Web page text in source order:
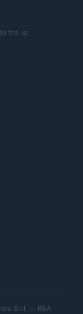
tra le
S.r.l. — REA